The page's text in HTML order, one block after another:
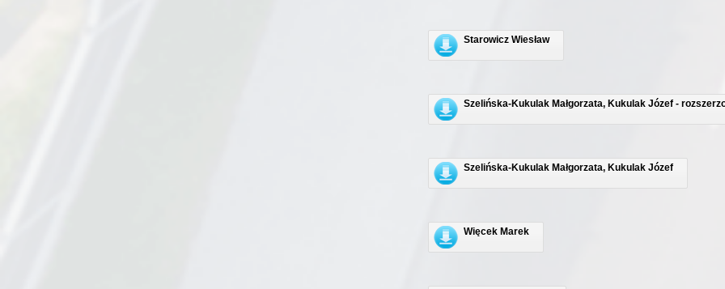
Starowicz Wiesław
Szelińska-Kukulak Małgorzata, Kukulak Józef -
Szelińska-Kukulak Małgorzata, Kukulak Józef
Więcek Marek